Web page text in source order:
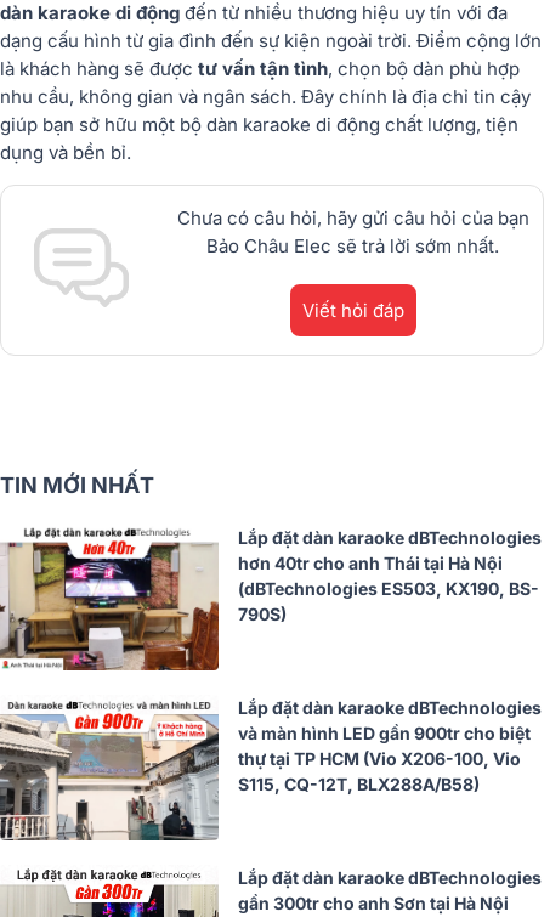
dàn karaoke di động đến từ nhiều thương hiệu uy tín với đa
dạng cấu hình từ gia đình đến sự kiện ngoài trời. Điểm cộng lớn
là khách hàng sẽ được tư vấn tận tình, chọn bộ dàn phù hợp
nhu cầu, không gian và ngân sách. Đây chính là địa chỉ tin cậy
giúp bạn sở hữu một bộ dàn karaoke di động chất lượng, tiện
dụng và bền bỉ.
Chưa có câu hỏi, hãy gửi câu hỏi của bạn
Bảo Châu Elec sẽ trả lời sớm nhất.
Viết hỏi đáp
TIN MỚI NHẤT
Lắp đặt dàn karaoke dBTechnologies
hơn 40tr cho anh Thái tại Hà Nội
(dBTechnologies ES503, KX190, BS-
790S)
Lắp đặt dàn karaoke dBTechnologies
và màn hình LED gần 900tr cho biệt
thự tại TP HCM (Vio X206-100, Vio
S115, CQ-12T, BLX288A/B58)
Lắp đặt dàn karaoke dBTechnologies
gần 300tr cho anh Sơn tại Hà Nội